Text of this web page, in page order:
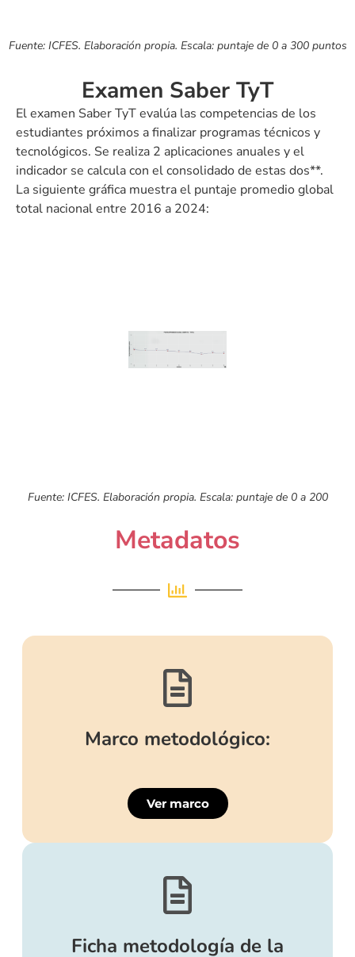
Fuente: ICFES. Elaboración propia. Escala: puntaje de 0 a 300 puntos
Examen Saber TyT
El examen Saber TyT evalúa las competencias de los
estudiantes próximos a finalizar programas técnicos y
tecnológicos. Se realiza 2 aplicaciones anuales y el
indicador se calcula con el consolidado de estas dos**.
La siguiente gráfica muestra el puntaje promedio global
total nacional entre 2016 a 2024:
Fuente: ICFES. Elaboración propia. Escala: puntaje de 0 a 200
Metadatos
Marco metodológico:
Ver marco
Ficha metodología de la